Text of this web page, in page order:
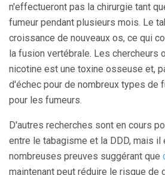
n'effectueront pas la chirurgie tant
fumeur pendant plusieurs mois. Le
croissance de nouveaux os, ce qui
la fusion vertébrale. Les chercheurs
nicotine est une toxine osseuse et,
d'échec pour de nombreux types de
pour les fumeurs.
D'autres recherches sont en cours
entre le tabagisme et la DDD, mais il
nombreuses preuves suggérant que
maintenant peut réduire le risque de